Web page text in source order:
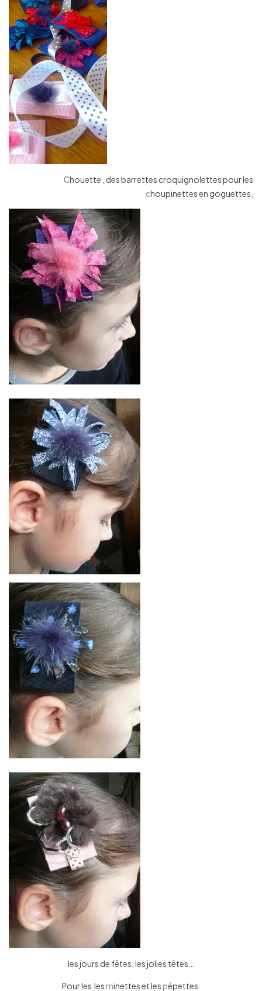
Chouette , des barrettes croquignolettes pour les
choupinettes en goguettes,
les jours de fêtes, les jolies têtes…
Pour les les minettes et les pépettes.